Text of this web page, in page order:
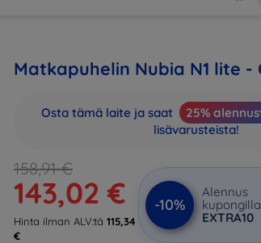
Matkapuhelin Nubia N1 lite -
Osta tämä laite ja saat 25%
lisävarusteista!
158,91 €
143,02 €
Hinta ilman ALV:tä 115,34
€
-10%
Alennus
kupongilla
EXTRA10